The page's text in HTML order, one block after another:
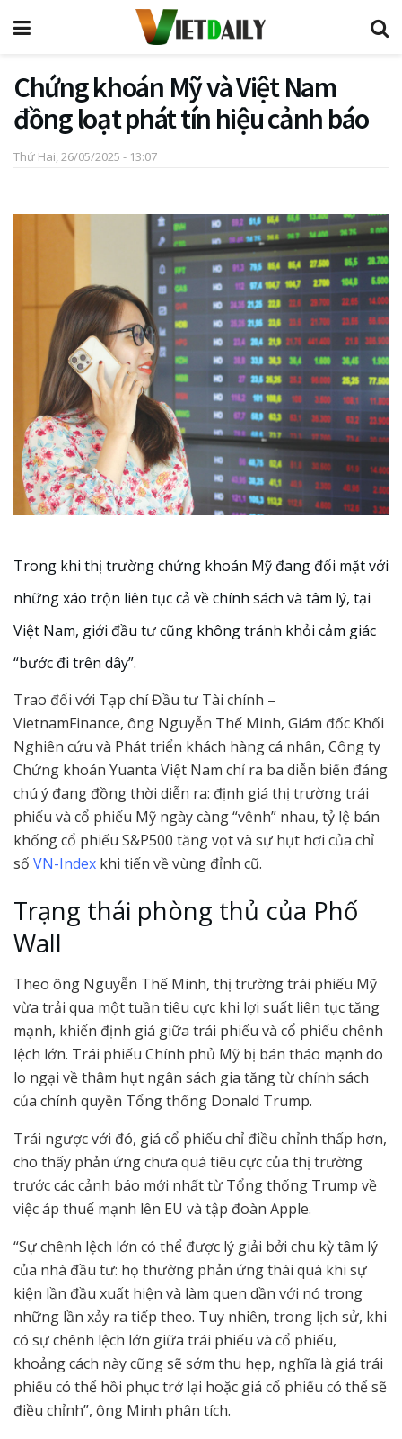
Chứng khoán Mỹ và Việt Nam
đồng loạt phát tín hiệu cảnh báo
Thứ Hai, 26/05/2025 - 13:07
Trong khi thị trường chứng khoán Mỹ đang đối mặt với
những xáo trộn liên tục cả về chính sách và tâm lý, tại
Việt Nam, giới đầu tư cũng không tránh khỏi cảm giác
“bước đi trên dây”.
Trao đổi với Tạp chí Đầu tư Tài chính –
VietnamFinance, ông Nguyễn Thế Minh, Giám đốc Khối
Nghiên cứu và Phát triển khách hàng cá nhân, Công ty
Chứng khoán Yuanta Việt Nam chỉ ra ba diễn biến đáng
chú ý đang đồng thời diễn ra: định giá thị trường trái
phiếu và cổ phiếu Mỹ ngày càng “vênh” nhau, tỷ lệ bán
khống cổ phiếu S&P500 tăng vọt và sự hụt hơi của chỉ
số VN-Index khi tiến về vùng đỉnh cũ.
Trạng thái phòng thủ của Phố
Wall
Theo ông Nguyễn Thế Minh, thị trường trái phiếu Mỹ
vừa trải qua một tuần tiêu cực khi lợi suất liên tục tăng
mạnh, khiến định giá giữa trái phiếu và cổ phiếu chênh
lệch lớn. Trái phiếu Chính phủ Mỹ bị bán tháo mạnh do
lo ngại về thâm hụt ngân sách gia tăng từ chính sách
của chính quyền Tổng thống Donald Trump.
Trái ngược với đó, giá cổ phiếu chỉ điều chỉnh thấp hơn,
cho thấy phản ứng chưa quá tiêu cực của thị trường
trước các cảnh báo mới nhất từ Tổng thống Trump về
việc áp thuế mạnh lên EU và tập đoàn Apple.
“Sự chênh lệch lớn có thể được lý giải bởi chu kỳ tâm lý
của nhà đầu tư: họ thường phản ứng thái quá khi sự
kiện lần đầu xuất hiện và làm quen dần với nó trong
những lần xảy ra tiếp theo. Tuy nhiên, trong lịch sử, khi
có sự chênh lệch lớn giữa trái phiếu và cổ phiếu,
khoảng cách này cũng sẽ sớm thu hẹp, nghĩa là giá trái
phiếu có thể hồi phục trở lại hoặc giá cổ phiếu có thể sẽ
điều chỉnh”, ông Minh phân tích.